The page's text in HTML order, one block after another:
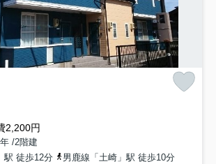
2,200円
/2階建
駅 徒歩12分
男鹿線「土崎」駅 徒歩10分